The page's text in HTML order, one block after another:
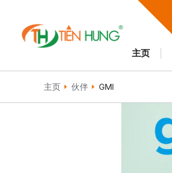
主页
主页 伙伴 GMI